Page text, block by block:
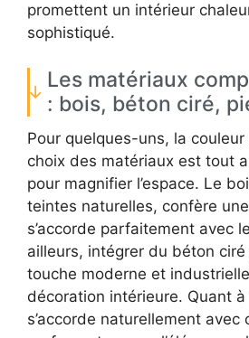
promettent un intérieur
sophistiqué.
Les matériaux
: bois, béton ciré,
Pour quelques-uns, la
choix des matériaux est tout
pour magnifier l’espace. Le
teintes naturelles, confère
s’accorde parfaitement avec
ailleurs, intégrer du béton
touche moderne et
décoration intérieure. Quant à
s’accorde naturellement avec